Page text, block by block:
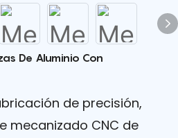
De Aluminio Con
de precisión,
mecanizado CNC de